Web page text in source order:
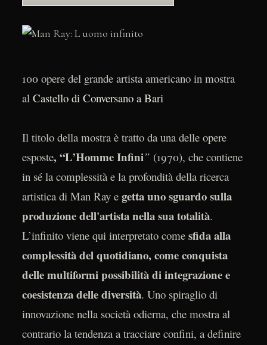
100 opere del grande artista americano in mostra
al Castello di Conversano a Bari
Il titolo della mostra è tratto da una delle opere
esposte, “L’Homme Infini” (1970), che contiene
in sé la complessità e la profondità della ricerca
artistica di Man Ray e getta uno sguardo sulla
produzione dell'artista nella sua totalità.
L’infinito viene qui interpretato come sfida alla
complessità del quotidiano, come conquista
delle multiformi possibilità di integrazione e
coesistenza delle diversità. Uno spiraglio di
innovazione nella società odierna, che mostra al
contrario la tendenza a tracciare confini, a definire